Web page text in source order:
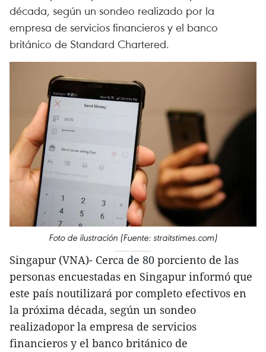
década, según un sondeo realizado por la
empresa de servicios financieros y el banco
británico de Standard Chartered.
Foto de ilustración (Fuente: straitstimes.com)
Singapur (VNA)- Cerca de 80 porciento de las
personas encuestadas en Singapur informó que
este país noutilizará por completo efectivos en
la próxima década, según un sondeo
realizadopor la empresa de servicios
financieros y el banco británico de